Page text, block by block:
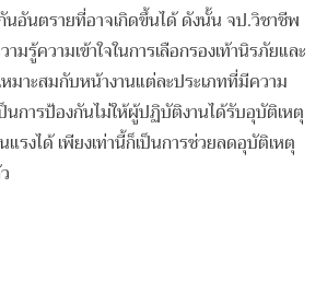
นอันตรายที่อาจเกิดขึ้นได้ ดังนั้น จป.วิชาชีพ
รู้ความเข้าใจในการเลือกรองเท้านิรภัยและ
หมาะสมกับหน้างานแต่ละประเภทที่มีความ
นการป้องกันไม่ให้ผู้ปฏิบัติงานได้รับอุบัติเหตุ
รงได้ เพียงเท่านี้ก็เป็นการช่วยลดอุบัติเหตุ